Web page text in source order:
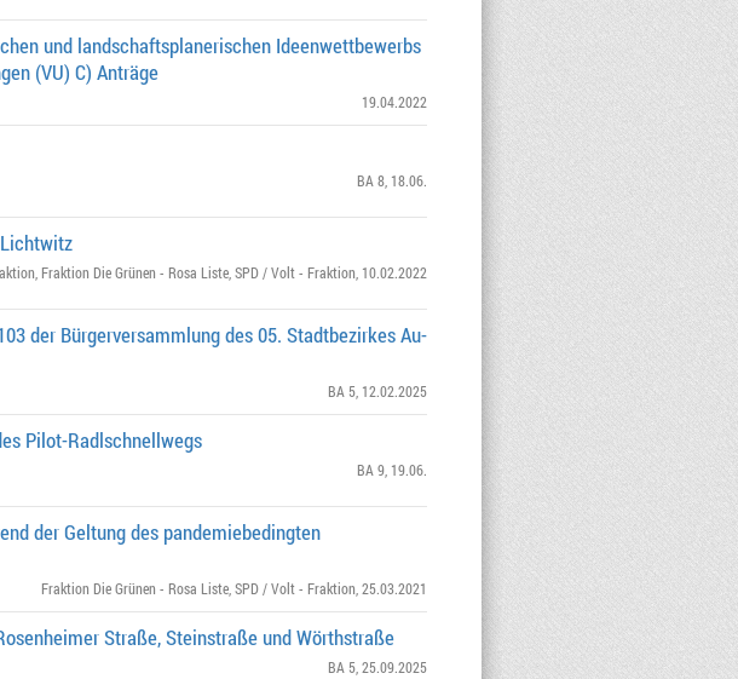
und landschaftsplanerischen Ideenwettbewerbs
(VU) C) Anträge
19.04.2022
BA 8, 18.06.
Fraktion Die Grünen - Rosa Liste, SPD / Volt - Fraktion , 10.02.2022
der Bürgerversammlung des 05. Stadtbezirkes Au-
BA 5, 12.02.2025
Pilot-Radlschnellwegs
BA 9, 19.06.
der Geltung des pandemiebedingten
Fraktion Die Grünen - Rosa Liste, SPD / Volt - Fraktion , 25.03.2021
Straße, Steinstraße und Wörthstraße
BA 5, 25.09.2025